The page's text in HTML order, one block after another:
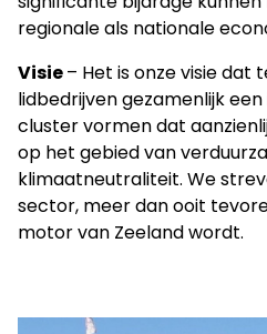
regionale als nationale
Visie– Het is onze visie dat
lidbedrijven gezamenlijk
cluster vormen dat
op het gebied van
klimaatneutraliteit. We
sector, meer dan ooit
motor van Zeeland wordt.